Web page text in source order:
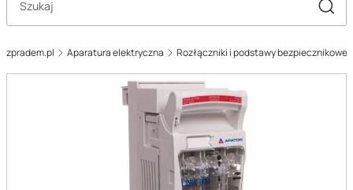
zpradem.pl Aparatura elektryczna Rozłączniki i podstawy bezpiecznikowe